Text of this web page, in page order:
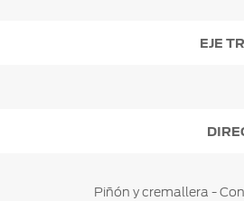
EJE
Piñón y cremallera -